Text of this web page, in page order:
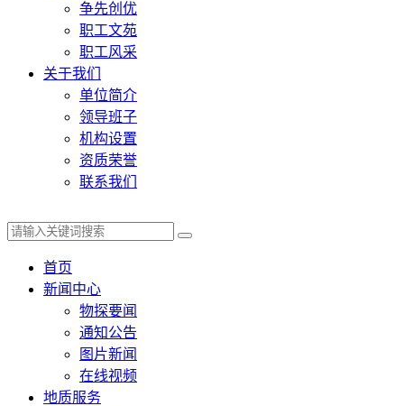
争先创优
职工文苑
职工风采
关于我们
单位简介
领导班子
机构设置
资质荣誉
联系我们
首页
新闻中心
物探要闻
通知公告
图片新闻
在线视频
地质服务